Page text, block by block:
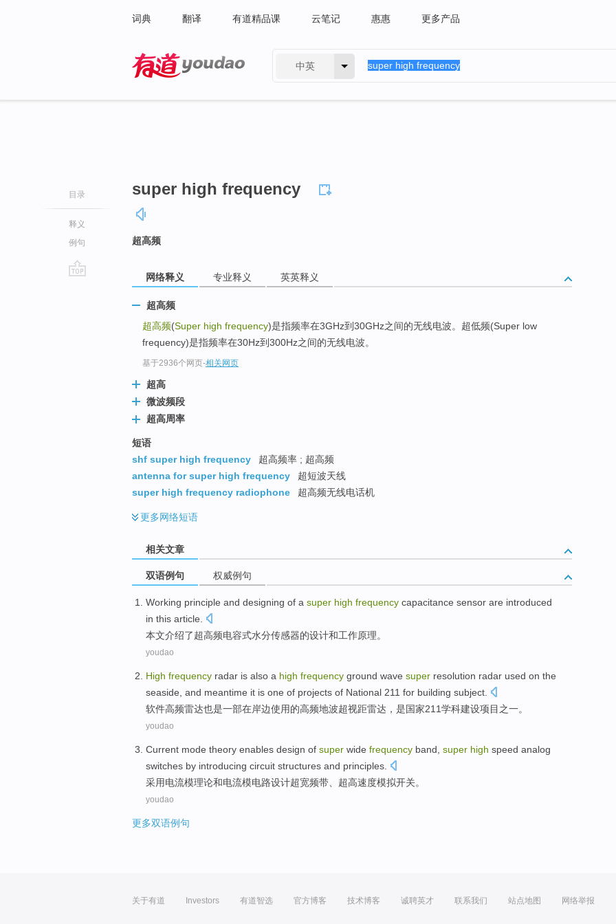
词典 翻译 有道精品课 云笔记 惠惠 更多产品
中英
目录
释义
例句
super high frequency
超高频
网络释义 专业释义 英英释义
超高频
超高频(Super high frequency)是指频率在3GHz到30GHz之间的无线电波。超低频(Super low
frequency)是指频率在30Hz到300Hz之间的无线电波。
基于2936个网页-相关网页
超高
微波频段
超高周率
短语
shf super high frequency
超高频率 ; 超高频
antenna for super high frequency
超短波天线
super high frequency radiophone
超高频无线电话机
更多网络短语
相关文章
双语例句 权威例句
Working principle and designing of a super high frequency capacitance sensor are introduced
in this article.
本文介绍了超高频电容式水分传感器的设计和工作原理。
youdao
High frequency radar is also a high frequency ground wave super resolution radar used on the
seaside , and meantime it is one of projects of National 211 for building subject
软件高频雷达也是一部在岸边使用的高频地波超视距雷达， 是国家211学科建设项目 之一。
youdao
Current mode theory enables design of super wide frequency band super high speed analog
switches by introducing circuit structures and principles.
采用电流模理论和电流模电路设计超宽频带 超高速度模拟开关。
youdao
更多双语例句
关于有道 Investors 有道智选 官方博客 技术博客 诚聘英才 联系我们 站点地图 网络举报